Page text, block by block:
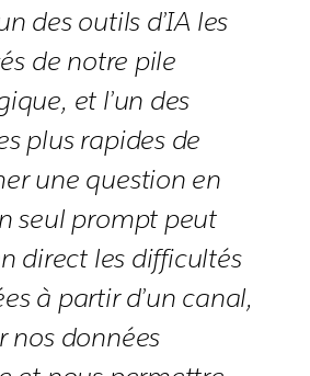
des outils d’IA les
de notre pile
et l’un des
plus rapides de
une question en
seul prompt peut
direct les difficultés
à partir d’un canal,
nos données